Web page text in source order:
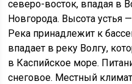
северо-восток, впадая в
Новгорода. Высота устья
Река принадлежит к
впадает в реку Волгу,
в Каспийское море.
снеговое. Местный климат